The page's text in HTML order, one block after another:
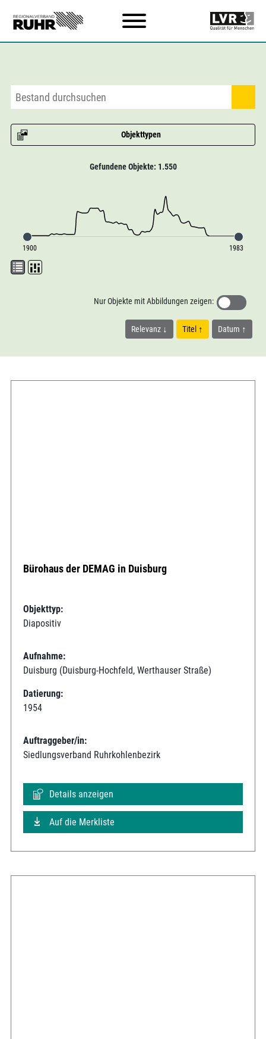
Objekttypen
Gefundene Objekte: 1.550
1900 1983
Relevanz Titel Datum
Nur Objekte mit Abbildungen zeigen:
Bürohaus der DEMAG in Duisburg
Objekttyp:
Diapositiv
Aufnahme:
Duisburg (Duisburg-Hochfeld, Werthauser Straße)
Datierung:
1954
Auftraggeber/in:
Siedlungsverband Ruhrkohlenbezirk
Details anzeigen
Auf die Merkliste